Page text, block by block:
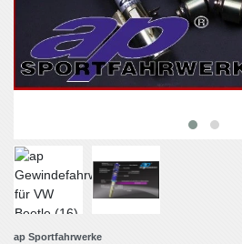
ap Sportfahrwerke